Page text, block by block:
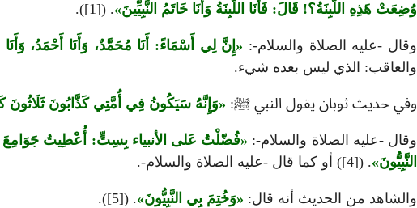
وُضِعَتْ هَذِهِ اللَّبِنَةُ؟! قَالَ: فَأَنَا اللَّبِنَةُ وَأَنَا خَاتَمُ النَّبِيِّينَ . ([1]).
وقال -عليه الصلاة والسلام-: إِنَّ لِي أَسْمَاءً: أَنَا مُحَمَّدٌ، وَأَنَا أَحْمَدُ،
والعاقب: الذي ليس بعده شيء.
وفي حديث ثوبان يقول النبي ﷺ: وَإِنَّهُ سَيَكُونُ فِي أُمَّتِي كَذَّابُونَ ثَلَاثُونَ
وقال -عليه الصلاة والسلام-:
فُضّلْتُ عَلى الأنبياء بِسِتٍّ: أُعْطِيتُ
النَّبِيُّونَ . ([4]) أو كما قال -عليه الصلاة والسلام-.
والشاهد من الحديث أنه قال: وَخُتِمَ بِي النَّبِيُّونَ . ([5]).